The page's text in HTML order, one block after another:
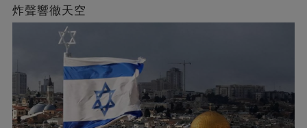
炸聲響徹天空